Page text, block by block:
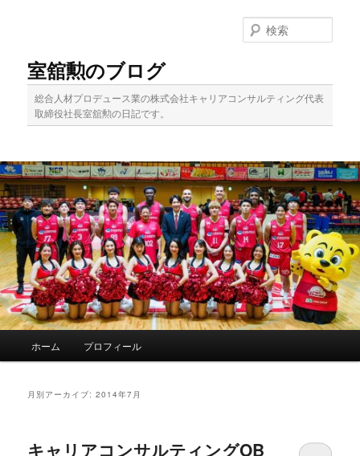
移
動
動
室舘勲のブログ
総合人材プロデュース業の株式会社キャリアコンサルティング代表
取締役社長室舘勲の日記です。
索
ホーム プロフィール
月別アーカイブ:2014年7月
キャリアコンサルティングOB